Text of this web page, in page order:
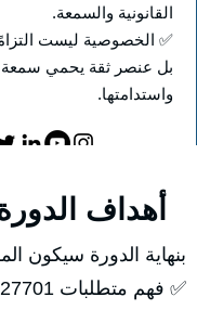
القانونية والسمعة.
✅ الخصوصية ليست
بل عنصر ثقة يحمي
واستدامتها.
بنهاية الدورة سيكون
✅ فهم متطلبات ISO 27701 وبنيتها.